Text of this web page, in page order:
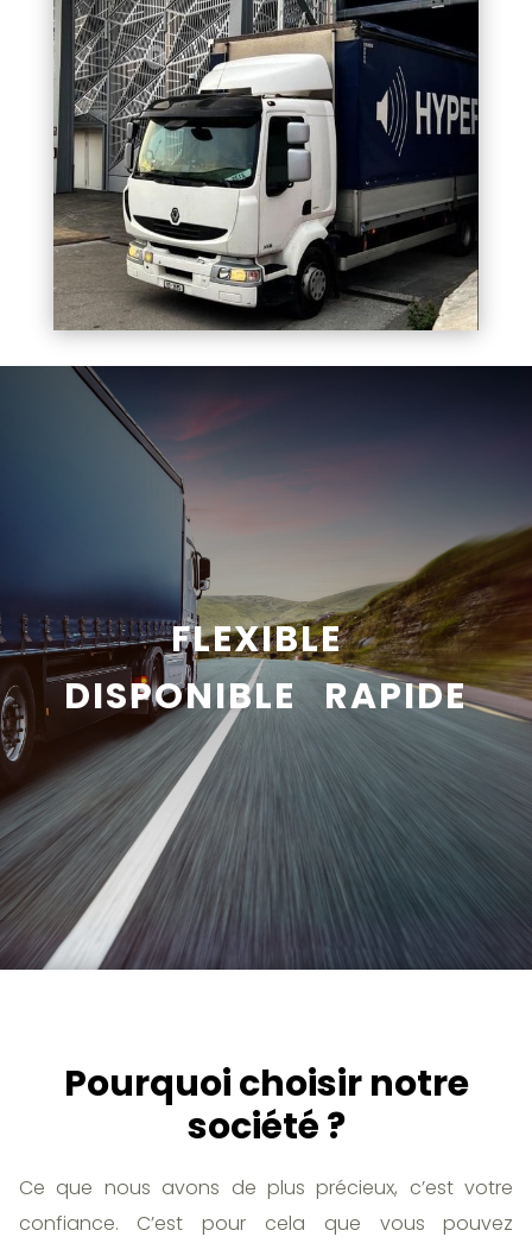
FLEXIBLE
DISPONIBLE RAPIDE
Pourquoi choisir notre
société ?
Ce que nous avons de plus précieux, c’est votre
confiance. C’est pour cela que vous pouvez